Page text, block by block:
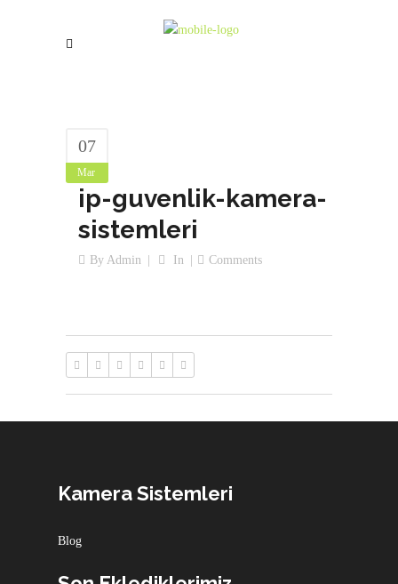
07
Mar
ip-guvenlik-kamera-
sistemleri
By Admin In Comments
Kamera Sistemleri
Blog